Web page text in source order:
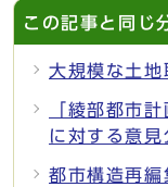
この記事と同じ
大規模な土地
「綾部都市
に対する意
都市構造再編